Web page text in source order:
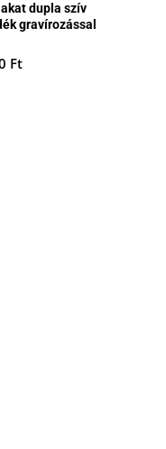
dupla szív
gravírozással
Ft